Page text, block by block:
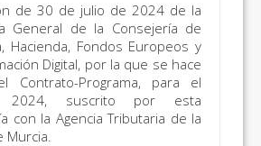
de 30 de julio de 2024 de la
General de la Consejería de
Hacienda, Fondos Europeos y
Digital, por la que se hace
Contrato-Programa, para el
2024, suscrito por esta
con la Agencia Tributaria de la
Murcia.